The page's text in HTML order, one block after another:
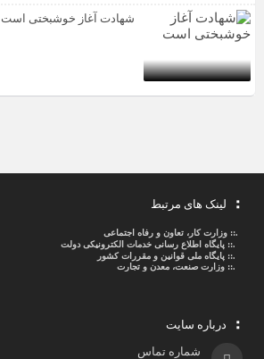
شهادت آغاز خوشبختی است
لینک های مرتبط
.::وزارت کار، تعاون و رفاه اجتماعی
.::پایگاه اطلاع رسانی خدمات الکترونیکی دولت
.::پایگاه ملی قوانین و مقررات کشور
.:: وزارت صنعت، معدن و تجارت
درباره سایت
شماره تماس